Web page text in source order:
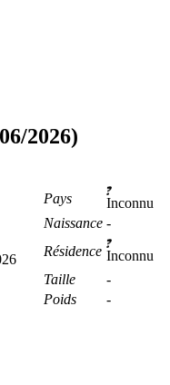
2026)
Pays
Inconnu
Naissance -
Résidence Inconnu
Taille
-
Poids
-